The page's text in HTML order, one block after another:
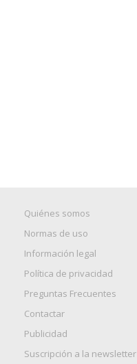
Quiénes somos
Normas de uso
Información legal
Política de privacidad
Preguntas Frecuentes
Contactar
Publicidad
Suscripción a la newsletter